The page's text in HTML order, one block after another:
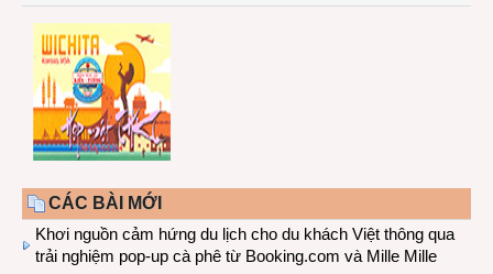
CÁC BÀI MỚI
Khơi nguồn cảm hứng du lịch cho du khách Việt thông qua
trải nghiệm pop-up cà phê từ Booking.com và Mille Mille